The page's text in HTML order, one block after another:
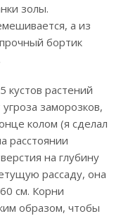
золы.
а из
бортик
кустов растений
заморозков,
колом (я сделал
расстоянии
на глубину
рассаду, она
см. Корни
образом, чтобы